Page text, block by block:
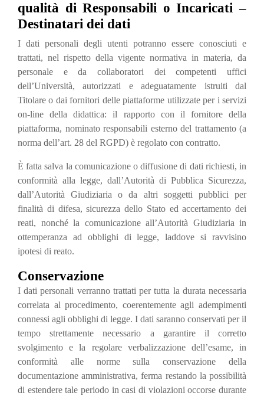
qualità di Responsabili o Incaricati –
Destinatari dei dati
I dati personali degli utenti potranno essere conosciuti e
trattati, nel rispetto della vigente normativa in materia, da
personale e da collaboratori dei competenti uffici
dell’Università, autorizzati e adeguatamente istruiti dal
Titolare o dai fornitori delle piattaforme utilizzate per i servizi
on-line della didattica: il rapporto con il fornitore della
piattaforma, nominato responsabili esterno del trattamento (a
norma dell’art. 28 del RGPD) è regolato con contratto.
È fatta salva la comunicazione o diffusione di dati richiesti, in
conformità alla legge, dall’Autorità di Pubblica Sicurezza,
dall’Autorità Giudiziaria o da altri soggetti pubblici per
finalità di difesa, sicurezza dello Stato ed accertamento dei
reati, nonché la comunicazione all’Autorità Giudiziaria in
ottemperanza ad obblighi di legge, laddove si ravvisino
ipotesi di reato.
Conservazione
I dati personali verranno trattati per tutta la durata necessaria
correlata al procedimento, coerentemente agli adempimenti
connessi agli obblighi di legge. I dati saranno conservati per il
tempo strettamente necessario a garantire il corretto
svolgimento e la regolare verbalizzazione dell’esame, in
conformità alle norme sulla conservazione della
documentazione amministrativa, ferma restando la possibilità
di estendere tale periodo in casi di violazioni occorse durante